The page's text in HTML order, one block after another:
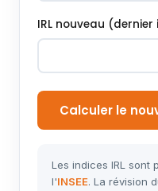
IRL nouveau
Calculer le
Les indices IRL sont
l'INSEE. La révision